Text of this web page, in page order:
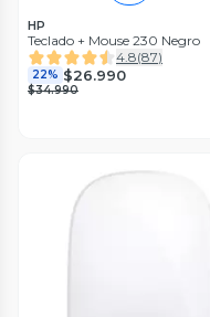
HP
Teclado + Mouse 230 Negro
4.8(87)
22% $26.990
$34.990